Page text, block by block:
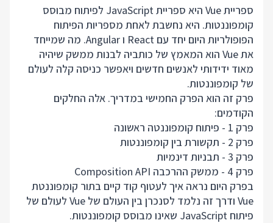
ספריית Vue היא ספריית JavaScript לפיתוח מבוסס
קומפוננטות. היא נחשבת לאחת מספריות הפיתוח
הפופולריות היום יחד עם React ו Angular. מה שמייחד
את Vue הוא המאמץ של כותביה לבנות ממשק שיהיה
מאוד ידידותי לאנשים חדשים ויאפשר כניסה קלה לעולם
של קומפוננטות.
פרק זה הוא הפרק החמישי במדריך. אלה החלקים
הקודמים:
פרק 1 - פיתוח קומפוננטה ראשונה
פרק 2 - תקשורת בין קומפוננטות
פרק 3 - תבניות דינמיות
פרק 4 - ממשק ההרכבה Composition API
בפרק היום נראה איך לעטוף קוד קיים בתור קומפוננטת
Vue ודרך זה נלמד לסנכרן בין העולם של Vue לעולם של
פיתוח JavaScript שאינו מבוסס קומפוננטות.